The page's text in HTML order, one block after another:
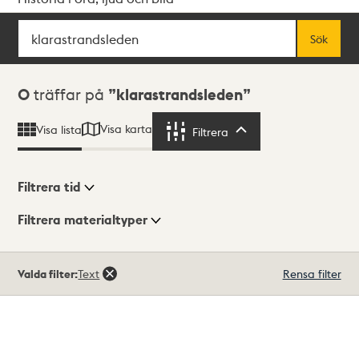
Sök
Sök
Sökresultat
0 träffar på klarastrandsleden
Visa lista Visa karta Filtrera
Visningsläge
Filtrera tid
Filtrera materialtyper
träffar
Valda filter:Text Rensa filter